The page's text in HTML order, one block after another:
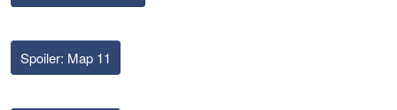
Spoiler: Map 11